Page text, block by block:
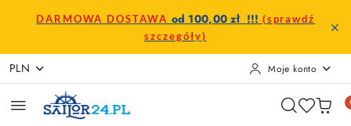
Przejdź do treści głównej
Przejdź do wyszukiwarki
Przejdź do moje konto
Przejdź do menu głównego
Przejdź do opisu produktu
Przejdź do stopki
DARMOWA DOSTAWA od 100,00 zł !!! (sprawdź
szczegóły)
PLN Moje konto